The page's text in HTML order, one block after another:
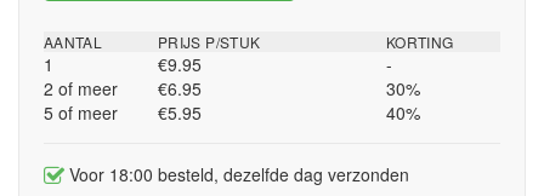
AANTAL
1
2 of meer
5 of meer
PRIJS P/STUK
€9.95
€6.95
€5.95
KORTING
-
30%
40%
Voor 18:00 besteld, dezelfde dag verzonden